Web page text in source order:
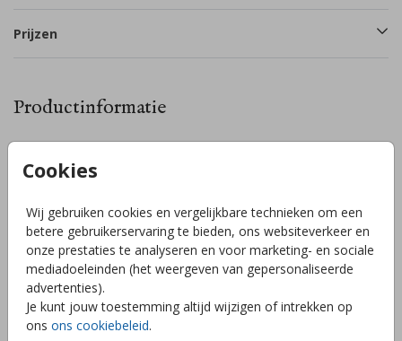
Cookies
Wij gebruiken cookies en vergelijkbare technieken om een
betere gebruikerservaring te bieden, ons websiteverkeer en
onze prestaties te analyseren en voor marketing- en sociale
mediadoeleinden (het weergeven van gepersonaliseerde
advertenties).
Je kunt jouw toestemming altijd wijzigen of intrekken op
ons ons cookiebeleid.
Prijzen
Productinformatie
Mooi tuinbord in een bijzondere vorm met een ooievaar met
kindje is geboren met dit mooie tuinbord in de tuin. Pas
gemakkelijk de achtergrondkleur en tekst aan in de handige
editor! Het tuinbord is ongeveer 75x80cm. Bevestig de
voorkant van het bord met 2 schroeven (boven en onder)
aan een paal voor in de tuin (bij een bouwmarkt te koop).
Toon meer